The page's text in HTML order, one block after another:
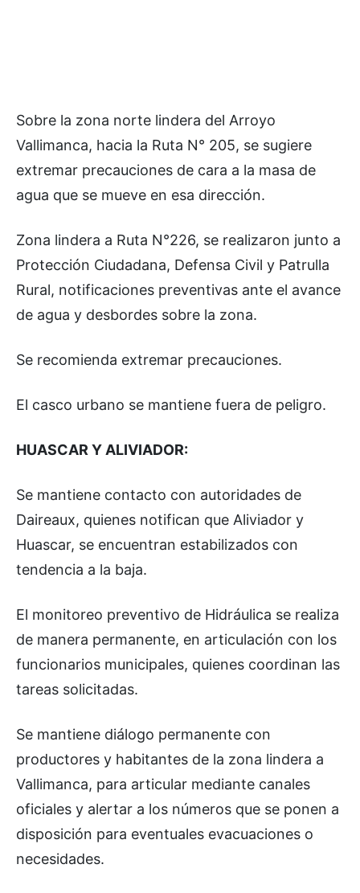
Sobre la zona norte lindera del Arroyo
Vallimanca, hacia la Ruta N° 205, se sugiere
extremar precauciones de cara a la masa de
agua que se mueve en esa dirección.
Zona lindera a Ruta N°226, se realizaron junto a
Protección Ciudadana, Defensa Civil y Patrulla
Rural, notificaciones preventivas ante el avance
de agua y desbordes sobre la zona.
Se recomienda extremar precauciones.
El casco urbano se mantiene fuera de peligro.
HUASCAR Y ALIVIADOR:
Se mantiene contacto con autoridades de
Daireaux, quienes notifican que Aliviador y
Huascar, se encuentran estabilizados con
tendencia a la baja.
El monitoreo preventivo de Hidráulica se realiza
de manera permanente, en articulación con los
funcionarios municipales, quienes coordinan las
tareas solicitadas.
Se mantiene diálogo permanente con
productores y habitantes de la zona lindera a
Vallimanca, para articular mediante canales
oficiales y alertar a los números que se ponen a
disposición para eventuales evacuaciones o
necesidades.